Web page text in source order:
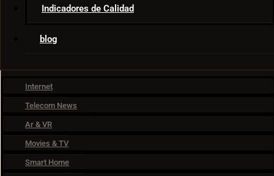
Indicadores de Calidad
blog
Internet
Telecom News
Ar & VR
Movies & TV
Smart Home